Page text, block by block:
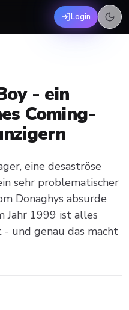
Login
- ein
Coming-
eine desaströse
sehr problematischer
Donaghys absurde
Jahr 1999 ist alles
und genau das macht